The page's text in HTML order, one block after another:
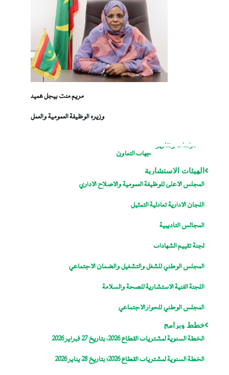
مريم منت بيجل هميد
وزيرة الوظيفة العمومية والعمل
دراسات وتقارير
جهات التعاون
الهيئات الاستشارية
المجلس الاعلى للوظيفة العمومية والاصلاح الاداري
اللجان الإدارية تعادلية التمثيل
المجالس التأديبية
لجنة تقييم الشهادات
المجلس الوطني للشغل والتشغيل والضمان الاجتماعي
اللجنة الفنية الاستشارية للصحة والسلامة
المجلس الوطني للحوار الاجتماعي
خطط وبرامج
الخطة السنوية لمشتريات القطاع 2026، بتاريخ 27 فبراير 2026
الخطة السنوية لمشتريات القطاع 2026؛ بتاريخ 28 يناير 2026